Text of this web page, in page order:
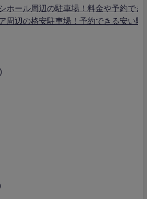
ホール周辺の駐車場！料金や予約で
周辺の格安駐車場！予約できる安い駐